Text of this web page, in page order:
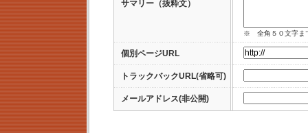
サマリー（抜粋文）
※ 全角５０文字ま
個別ページURL
トラックバックURL(省略可)
メールアドレス(非公開)